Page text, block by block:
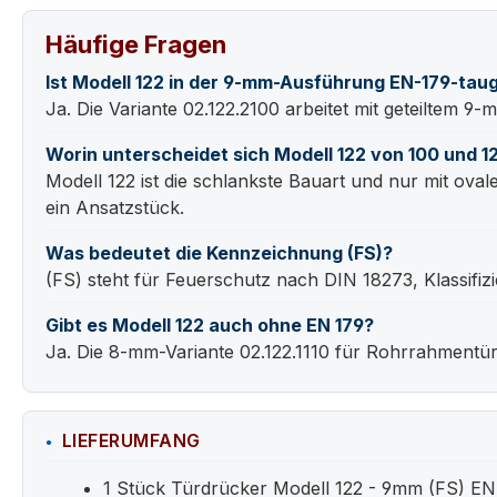
Häufige Fragen
Ist Modell 122 in der 9-mm-Ausführung EN-179-
Ja. Die Variante 02.122.2100 arbeitet mit geteiltem
Worin unterscheidet sich Modell 122 von 100 und
Modell 122 ist die schlankste Bauart und nur mit
ein Ansatzstück.
Was bedeutet die Kennzeichnung (FS)?
(FS) steht für Feuerschutz nach DIN 18273,
Gibt es Modell 122 auch ohne EN 179?
Ja. Die 8-mm-Variante 02.122.1110 für
LIEFERUMFANG
1 Stück Türdrücker Modell 122 - 9mm (FS)